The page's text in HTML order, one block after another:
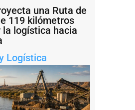
una Ruta de
119 kilómetros
la logística hacia
Logística